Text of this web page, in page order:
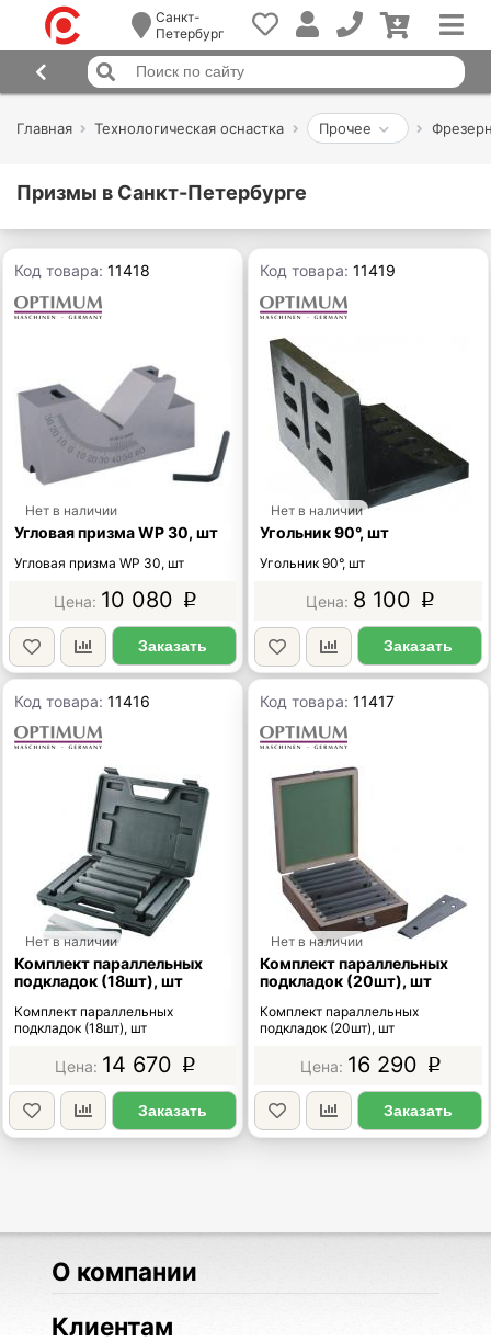
Санкт-
Петербург
Главная Технологическая оснастка Прочее
Призмы в Санкт-Петербурге
Код товара:11418
Нет в наличии
Угловая призма WP 30, шт
Угловая призма WP 30, шт
10 080 p
Заказать
Код товара:11419
Нет в наличии
Угольник 90°, шт
Угольник 90°, шт
8 100 p
Заказать
Код товара:11416
Нет в наличии
Комплект параллельных
подкладок (18шт), шт
Комплект параллельных
подкладок (18шт), шт
14 670 p
Заказать
Код товара:11417
Нет в наличии
Комплект параллельных
подкладок (20шт), шт
Комплект параллельных
подкладок (20шт), шт
16 290 p
Заказать
О компании
Клиентам